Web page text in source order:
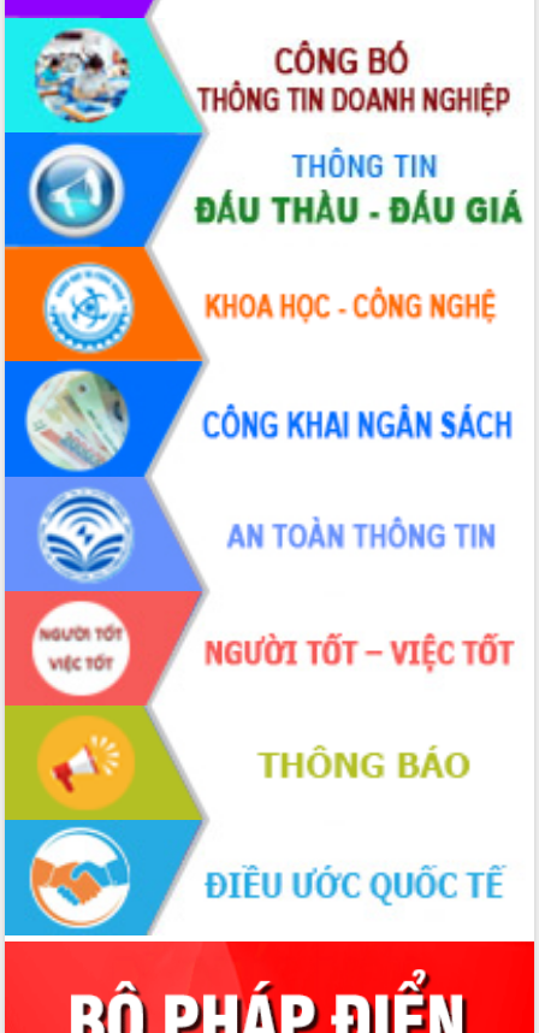
Hội nghị Ban Chấp hành Đảng bộ tỉnh
Đắk Lắk lần thứ 2 (mở rộng)
Tập trung giải phóng mặt bằng, đẩy
nhanh tiến độ Tuyến đường bộ ven
Gỡ khó, khởi công xây dựng, sửa chữa
toàn bộ nhà ở cho hộ dân đúng tiến độ
đề ra
UBND tỉnh Đắk Lắk tổng kết công tác
quốc phòng, quân sự địa phương năm
2025
Tập trung triển khai quyết liệt, đồng bộ
các giải pháp nhằm thực hiện hiệu quả
các nhiệm vụ đề ra năm 2025
Phát huy vai trò của người có uy tín
trong phòng chống tảo hôn và hôn
nhân cận huyết thống
Nông sản Tây Nguyên thu hút doanh
nghiệp nước ngoài
Đắk Lắk định vị thương hiệu du lịch
“Biển – Rừng – Cà phê” trong không
gian phát triển mới
Hội nghị chia sẻ kinh nghiệm, chuyển
giao kỹ thuật y tế, định hướng phát
triển chuyên sâu đến 2030
Chuyển đổi số mở ra không gian phát
triển trong lĩnh vực văn hóa, du lịch
Công bố quyết định của Ban Thường
vụ Tỉnh ủy về công tác cán bộ.
Thủ tướng Phạm Minh Chính: Khẩn
trương tái thiết cuộc sống người dân
sau thiên tai
Tập trung nâng cao chất lượng, tổ
chức sản xuất sầu riêng theo hướng
bền vững
Đẩy nhanh công tác khắc phục, ổn
định đời sống Nhân dân sau bão số 13
Bí thư Tỉnh ủy Lương Nguyễn Minh
Triết dự Ngày hội đại đoàn kết tại